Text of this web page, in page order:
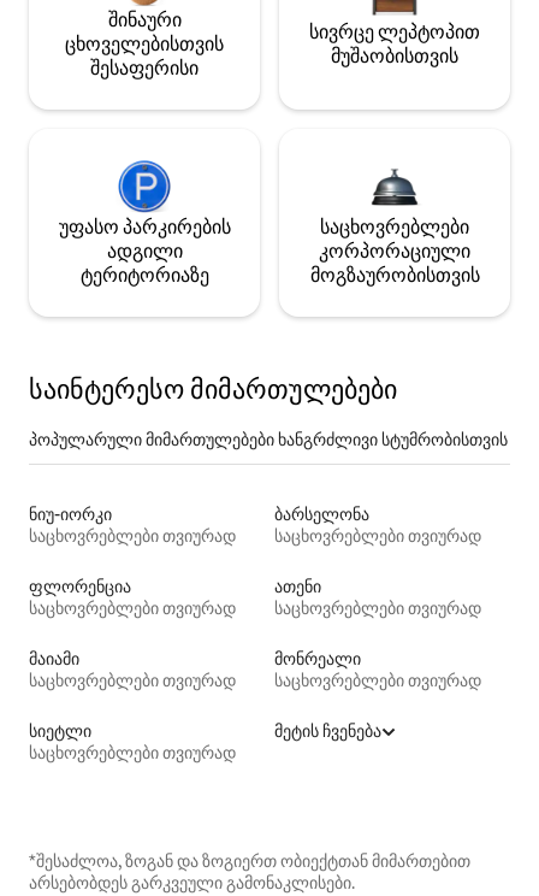
შინაური
ცხოველებისთვის
შესაფერისი
სივრცე ლეპტოპით
მუშაობისთვის
უფასო პარკირების
ადგილი
ტერიტორიაზე
საცხოვრებლები
კორპორაციული
მოგზაურობისთვის
საინტერესო მიმართულებები
პოპულარული მიმართულებები ხანგრძლივი სტუმრობისთვის
ნიუ-იორკი
საცხოვრებლები თვიურად
ბარსელონა
საცხოვრებლები თვიურად
ფლორენცია
საცხოვრებლები თვიურად
ათენი
საცხოვრებლები თვიურად
მაიამი
საცხოვრებლები თვიურად
მონრეალი
საცხოვრებლები თვიურად
სიეტლი
საცხოვრებლები თვიურად
მეტის ჩვენება
*შესაძლოა, ზოგან და ზოგიერთ ობიექტთან მიმართებით
არსებობდეს გარკვეული გამონაკლისები.